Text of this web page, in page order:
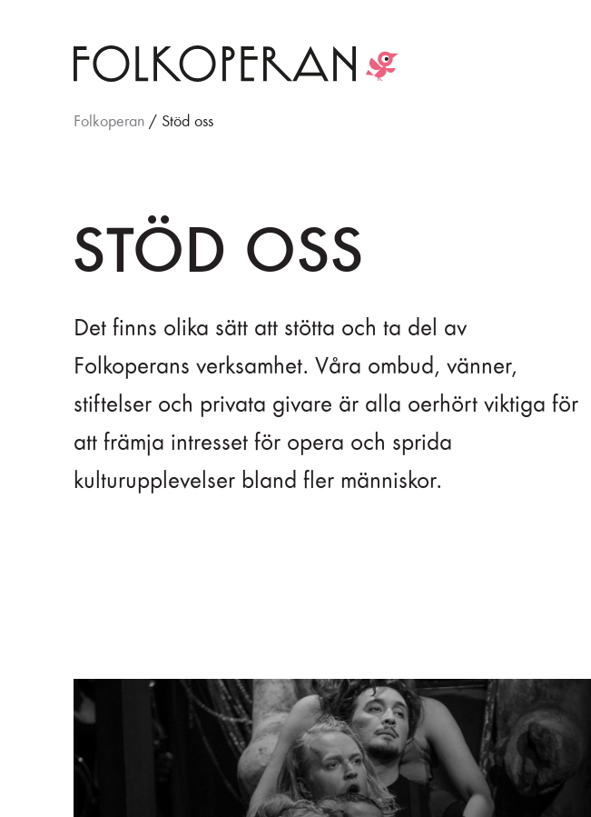
Folkoperan / Stöd oss
STÖD OSS
Det finns olika sätt att stötta och ta del av
Folkoperans verksamhet. Våra ombud, vänner,
stiftelser och privata givare är alla oerhört viktiga för
att främja intresset för opera och sprida
kulturupplevelser bland fler människor.